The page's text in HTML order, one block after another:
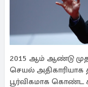
2015 ஆம் ஆண்டு
செயல் அதிகாரியாக
பூர்விகமாக கொண்ட